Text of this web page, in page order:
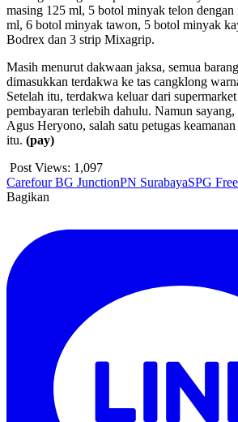
masing 125 ml, 5 botol minyak telon dengan
ml, 6 botol minyak tawon, 5 botol minyak
Bodrex dan 3 strip Mixagrip.
Masih menurut dakwaan jaksa, semua
dimasukkan terdakwa ke tas cangklong
Setelah itu, terdakwa keluar dari
pembayaran terlebih dahulu. Namun
Agus Heryono, salah satu petugas
itu. (pay)
Post Views: 1,097
Carefour BG JunctionPN SurabayaSPG
Bagikan